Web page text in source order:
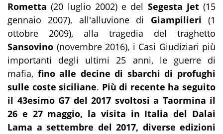
Rometta (20 luglio 2002) e del Segesta Jet(15
gennaio 2007), all'alluvione di Giampilieri (1
ottobre 2009), alla tragedia del traghetto
Sansovino (novembre 2016), i Casi Giudiziari più
importanti degli ultimi 25 anni, le guerre di
mafia, fino alle decine di sbarchi di profughi
sulle coste siciliane. Più di recente ha seguito
il 43esimo G7 del 2017 svoltosi a Taormina il
26 e 27 maggio, la visita in Italia del Dalai
Lama a settembre del 2017, diverse edizioni